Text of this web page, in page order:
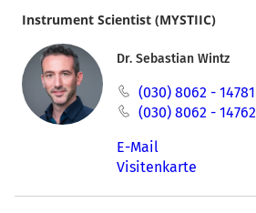
Instrument Scientist (MYSTIIC)
Dr. Sebastian Wintz
(030) 8062 - 14781
(030) 8062 - 14762
E-Mail
Visitenkarte